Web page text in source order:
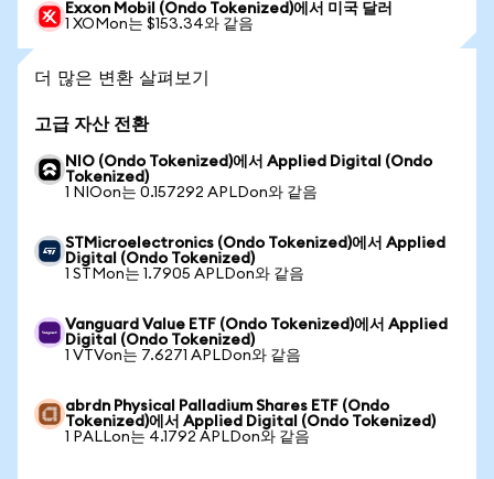
Exxon Mobil (Ondo Tokenized)에서 미국 달러
1 XOMon는 $153.34와 같음
더 많은 변환 살펴보기
고급 자산 전환
NIO (Ondo Tokenized)에서 Applied Digital (Ondo
Tokenized)
1 NIOon는 0.157292 APLDon와 같음
STMicroelectronics (Ondo Tokenized)에서 Applied
Digital (Ondo Tokenized)
1 STMon는 1.7905 APLDon와 같음
Vanguard Value ETF (Ondo Tokenized)에서 Applied
Digital (Ondo Tokenized)
1 VTVon는 7.6271 APLDon와 같음
abrdn Physical Palladium Shares ETF (Ondo
Tokenized)에서 Applied Digital (Ondo Tokenized)
1 PALLon는 4.1792 APLDon와 같음